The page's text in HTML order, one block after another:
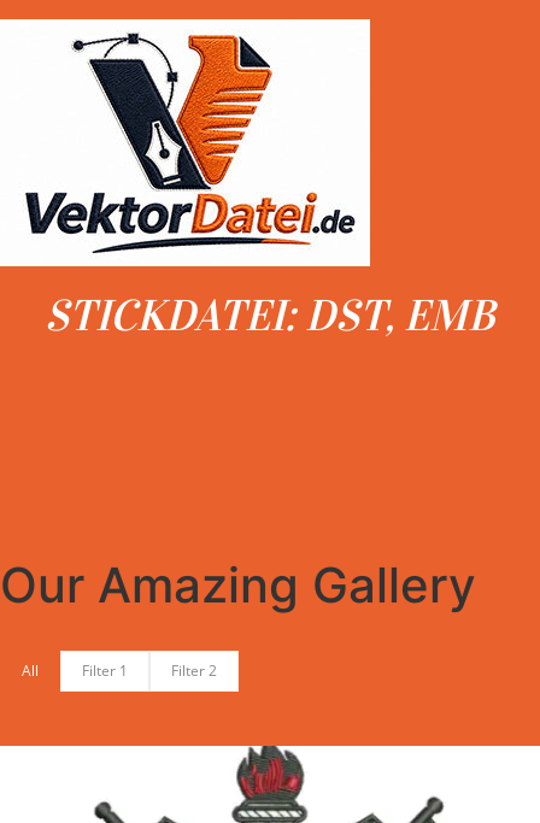
STICKDATEI: DST, EMB
Our Amazing Gallery
All Filter 1 Filter 2